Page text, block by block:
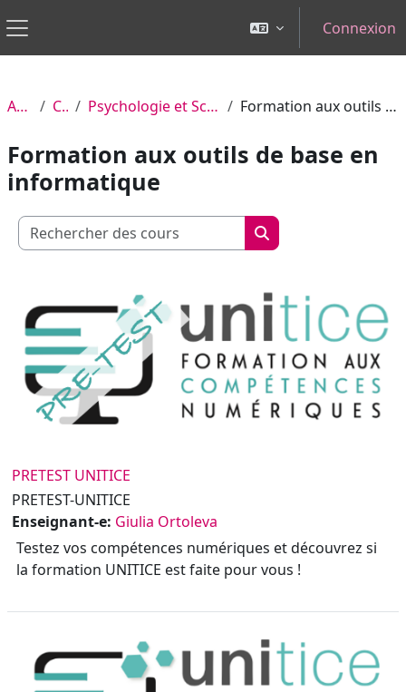
Panneau latéral
Connexion
Accueil Cours Psychologie et Sciences de l'Éducation Formation aux outils de base en informatique
Formation aux outils de base en
informatique
Rechercher des cours
Rechercher des
PRETEST UNITICE
PRETEST-UNITICE
Enseignant-e: Giulia Ortoleva
Testez vos compétences numériques et découvrez si
la formation UNITICE est faite pour vous !